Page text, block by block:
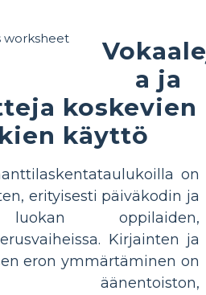
a ja
koskevien
käyttö
on
erityisesti päiväkodin ja
luokan oppilaiden,
Kirjainten ja
eron ymmärtäminen on
äänentoiston,